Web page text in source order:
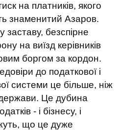
на платників, якого
знаменитий Азаров.
заставу, безспірне
на виїзд керівників
боргом за кордон.
до податкової і
системи це більше, ніж
держави. Це дубина
- і бізнесу, і
що це дуже